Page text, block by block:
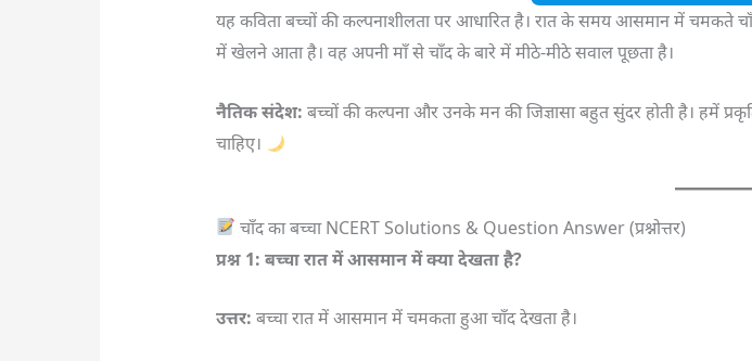
यह कविता बच्चों की कल्पनाशीलता पर आधारित है। रात के समय आसमान में चमकते
में खेलने आता है। वह अपनी माँ से चाँद के बारे में मीठे-मीठे सवाल पूछता है।
नैतिक संदेश: बच्चों की कल्पना और उनके मन की जिज्ञासा बहुत सुंदर होती है। हमें
चाहिए।
चाँद का बच्चा NCERT Solutions & Question Answer (प्रश्नोत्तर)
प्रश्न 1: बच्चा रात में आसमान में क्या देखता है?
उत्तर: बच्चा रात में आसमान में चमकता हुआ चाँद देखता है।